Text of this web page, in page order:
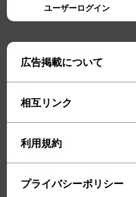
ユーザーログイン
広告掲載について
相互リンク
利用規約
プライバシーポリシー